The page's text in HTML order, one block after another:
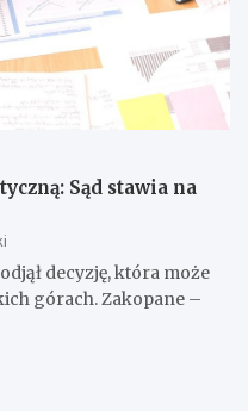
Sąd stawia na
decyzję, która może
górach. Zakopane –